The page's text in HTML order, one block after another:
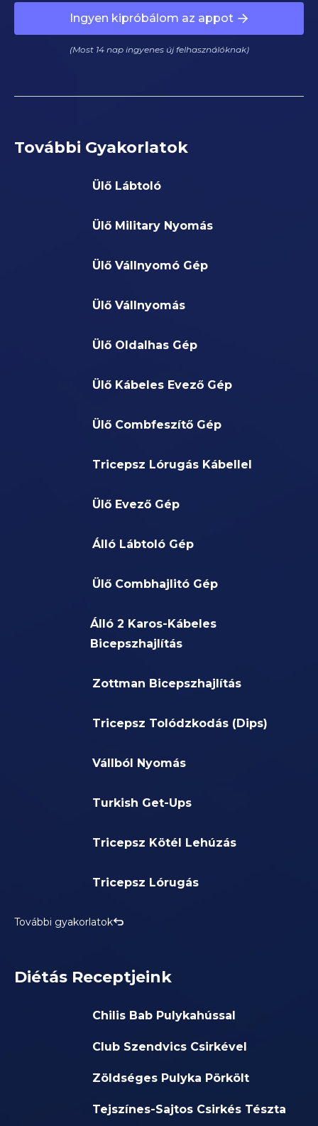
Ingyen kipróbálom az appot
(Most 14 nap ingyenes új felhasználóknak)
További Gyakorlatok
Ülő Lábtoló
Ülő Military Nyomás
Ülő Vállnyomó Gép
Ülő Vállnyomás
Ülő Oldalhas Gép
Ülő Kábeles Evező Gép
Ülő Combfeszítő Gép
Tricepsz Lórugás Kábellel
Ülő Evező Gép
Álló Lábtoló Gép
Ülő Combhajlitó Gép
Álló 2 Karos-Kábeles
Bicepszhajlítás
Zottman Bicepszhajlítás
Tricepsz Tolódzkodás (Dips)
Vállból Nyomás
Turkish Get-Ups
Tricepsz Kötél Lehúzás
Tricepsz Lórugás
További gyakorlatok
Diétás Receptjeink
Chilis Bab Pulykahússal
Club Szendvics Csirkével
Zöldséges Pulyka Pörkölt
Tejszínes-Sajtos Csirkés Tészta